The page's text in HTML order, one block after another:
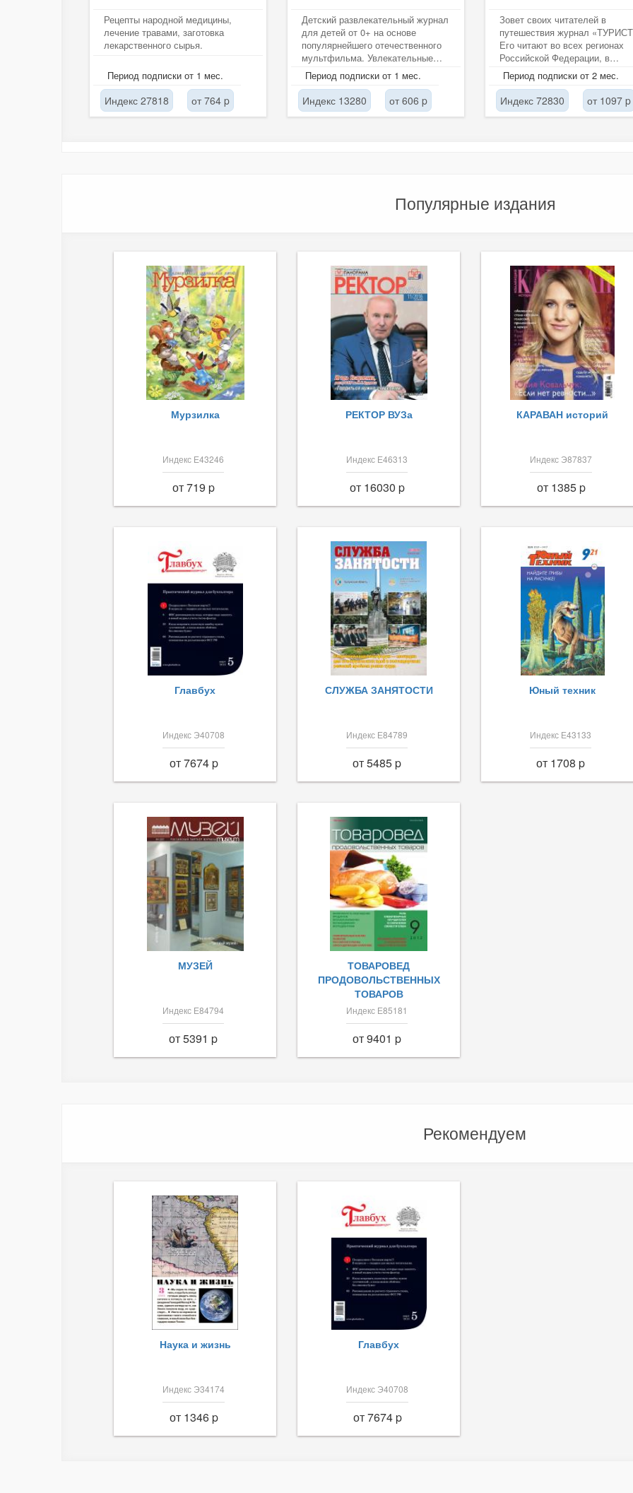
Рецепты народной медицины,
лечение травами, заготовка
лекарственного сырья.
Период подписки от 1 мес.
Индекс 27818 от 764 p
Детский развлекательный журнал
для детей от 0+ на основе
популярнейшего отечественного
мультфильма. Увлекательные
Период подписки от 1 мес.
Индекс 13280 от 606 p
Зовет своих читателей в
путешествия журнал
Его читают во всех регионах
Российской Федерации, в
республиках СНГ и Балтии, в
странах дальнего...
Период подписки от 2 мес.
Индекс 72830 от 1097 p
Популярные издания
Мурзилка
Индекс Е43246
от 719 p
РЕКТОР ВУЗа
Индекс Е46313
от 16030 p
КАРАВАН историй
Индекс Э87837
от 1385 p
Главбух
Индекс Э40708
от 7674 p
СЛУЖБА ЗАНЯТОСТИ
Индекс Е84789
от 5485 p
Юный техник
Индекс Е43133
от 1708 p
МУЗЕЙ
Индекс Е84794
от 5391 p
ТОВАРОВЕД
ПРОДОВОЛЬСТВЕННЫХ
ТОВАРОВ
Индекс Е85181
от 9401 p
Рекомендуем
Наука и жизнь
Индекс Э34174
от 1346 p
Главбух
Индекс Э40708
от 7674 p